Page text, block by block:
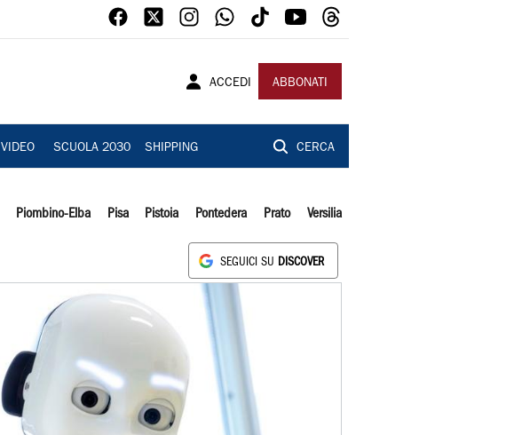
ACCEDI ABBONATI
VIDEO SCUOLA 2030 SHIPPING CERCA
Piombino-Elba Pisa Pistoia Pontedera Prato Versilia
SEGUICI SU DISCOVER